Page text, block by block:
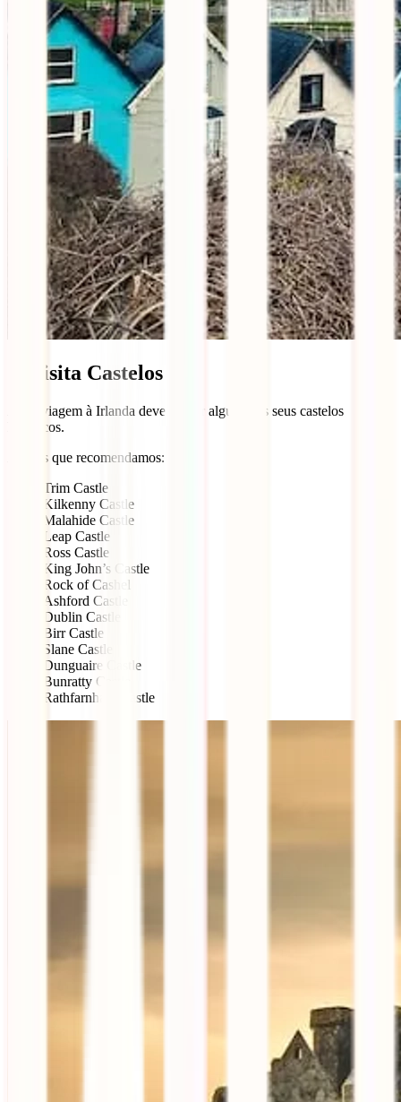
5. Visita Castelos
A tua viagem à Irlanda deve incluir alguns dos seus castelos
históricos.
Alguns que recomendamos:
Trim Castle
Kilkenny Castle
Malahide Castle
Leap Castle
Ross Castle
King John’s Castle
Rock of Cashel
Ashford Castle
Dublin Castle
Birr Castle
Slane Castle
Dunguaire Castle
Bunratty Castle
Rathfarnham Castle